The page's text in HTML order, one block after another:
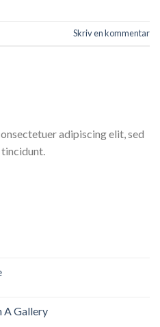
Skriv en kommentar
adipiscing elit, sed
tincidunt.
A Gallery